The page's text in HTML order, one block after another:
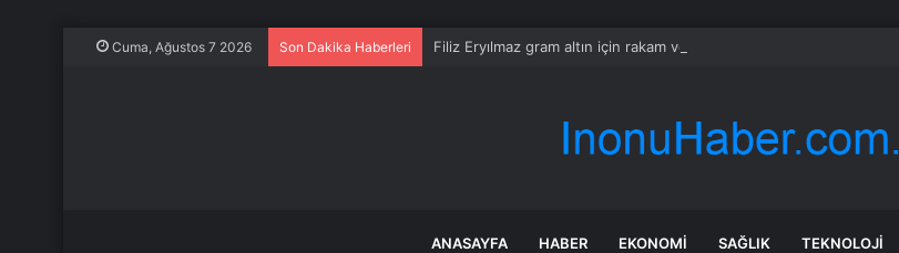
Cuma, Ağustos 7 2026 Son Dakika Haberleri Filiz Eryılmaz gram altın için rakam verdi: Yarın akşama işaret etti
ANASAYFA HABER EKONOMI SAĞLIK TEKNOLOJI